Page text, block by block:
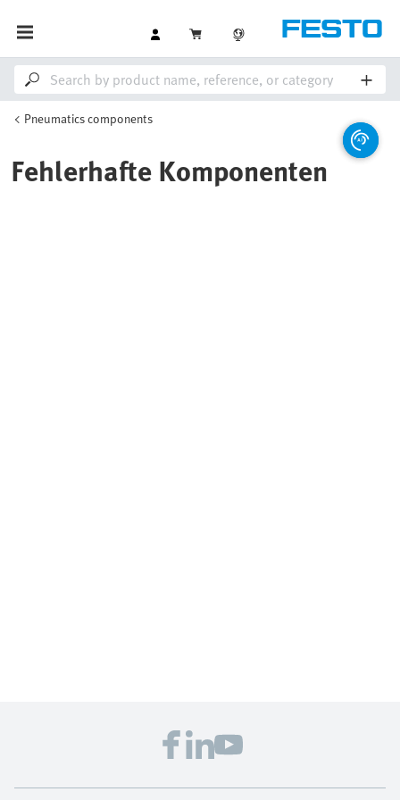
Pneumatics components
Fehlerhafte Komponenten